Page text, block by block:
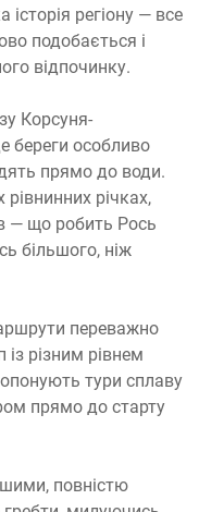
регіону — все
подобається і
відпочинку.
Корсуня-
береги особливо
прямо до води.
річках,
— що робить Рось
більшого, ніж
переважно
різним рівнем
тури сплаву
прямо до старту
повністю